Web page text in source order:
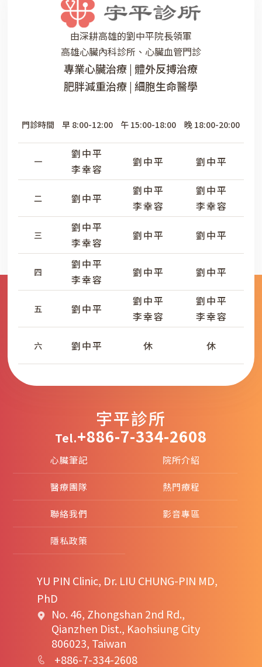
由深耕高雄的劉中平院長領軍
高雄心臟內科診所、心臟血管門診
專業心臟治療 | 體外反搏治療
肥胖減重治療 | 細胞生命醫學
門診時間
一
二
三
四
五
六
早 8:00-12:00
劉中平
李幸容
劉中平
劉中平
李幸容
劉中平
李幸容
劉中平
劉中平
午 15:00-18:00
劉中平
劉中平
李幸容
劉中平
劉中平
劉中平
李幸容
休
晚 18:00-20:00
劉中平
劉中平
李幸容
劉中平
劉中平
劉中平
李幸容
休
宇平診所
Tel.+886-7-334-2608
心臟筆記 院所介紹
醫療團隊 熱門療程
聯絡我們 影音專區
隱私政策
YU PIN Clinic, Dr. LIU CHUNG-PIN MD,
PhD
No. 46, Zhongshan 2nd Rd.,
Qianzhen Dist., Kaohsiung City
806023, Taiwan
+886-7-334-2608